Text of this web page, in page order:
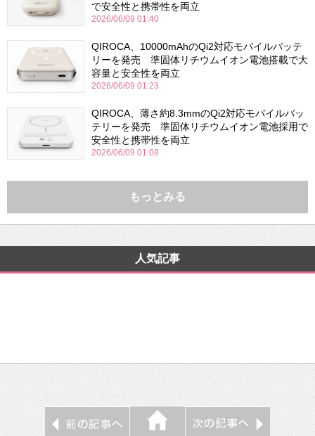
で安全性と携帯性を両立
2026/06/09 01:40
QIROCA、10000mAhのQi2対応モバイルバッテ
リーを発売 準固体リチウムイオン電池搭載で大
容量と安全性を両立
2026/06/09 01:23
QIROCA、薄さ約8.3mmのQi2対応モバイルバッ
テリーを発売 準固体リチウムイオン電池採用で
安全性と携帯性を両立
2026/06/09 01:08
もっとみる
人気記事